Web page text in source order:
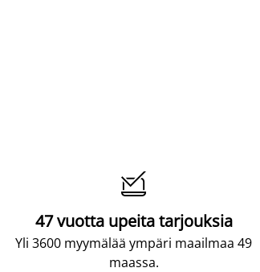

47 vuotta upeita tarjouksia
Yli 3600 myymälää ympäri maailmaa 49
maassa.